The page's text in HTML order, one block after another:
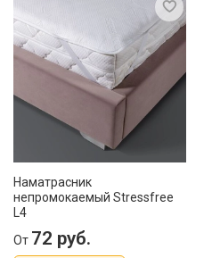
Наматрасник
непромокаемый Stressfree
L4
От 72 руб.